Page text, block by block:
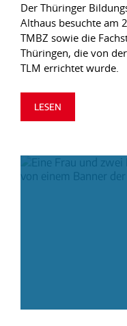
Der Thüringer
Althaus besuchte am
TMBZ sowie die
Thüringen, die von
TLM errichtet wurde.
LESEN